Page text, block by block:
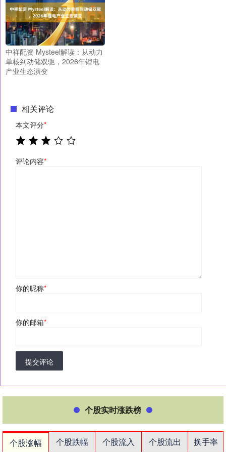
中祥配资 Mysteel解读：从动力
单核到动储双驱，2026年锂电
产业生态演变
相关评论
本文评分*
评论内容*
你的昵称*
你的邮箱*
提交评论
个股实时涨跌榜
个股涨幅 个股跌幅 个股流入 个股流出
换手率